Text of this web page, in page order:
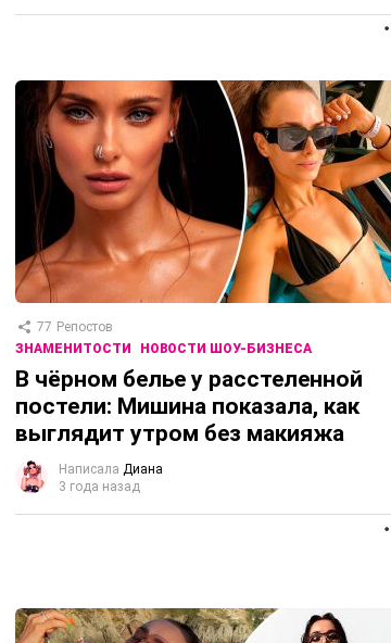
77 Репостов
ЗНАМЕНИТОСТИ
НОВОСТИ ШОУ-БИЗНЕСА
В чёрном белье у расстеленной
постели: Мишина показала, как
выглядит утром без макияжа
Написала Диана
3 года назад